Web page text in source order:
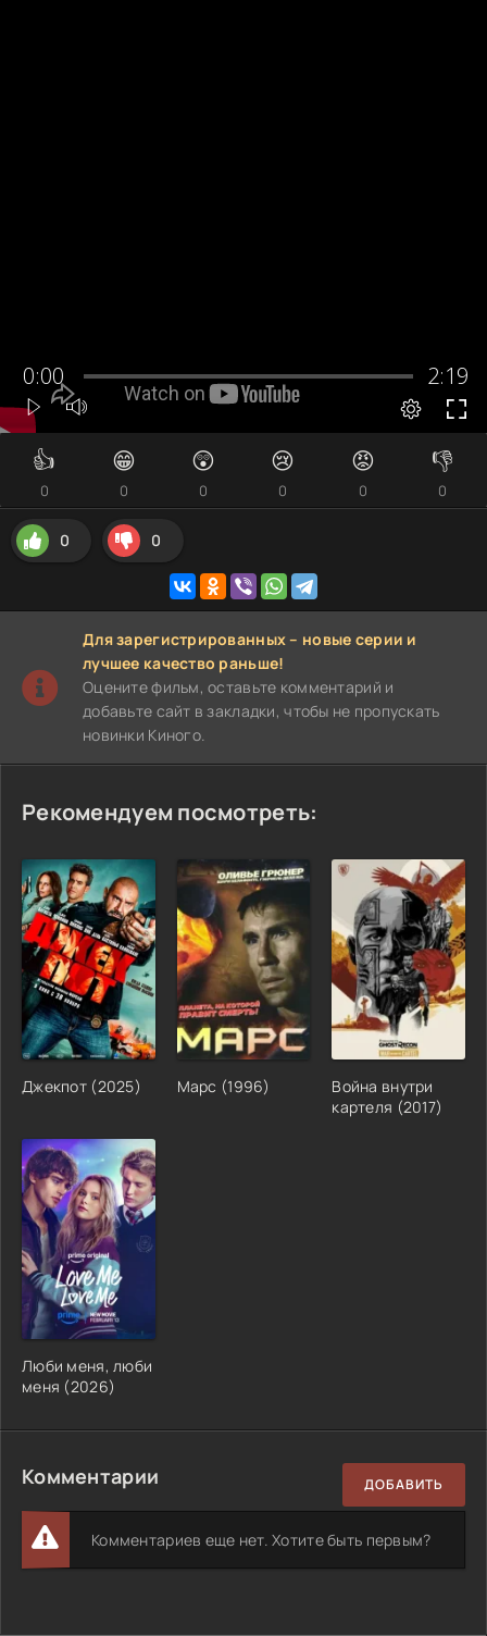
👍
0
😁
0
😲
0
😢
0
😡
0
👎
0
0 0
Для зарегистрированных – новые серии и
лучшее качество раньше!
Оцените фильм, оставьте комментарий и
добавьте сайт в закладки, чтобы не пропускать
новинки Киного.
Рекомендуем посмотреть:
Джекпот (2025) Марс (1996)
Война внутри
картеля (2017)
Люби меня, люби
меня (2026)
Комментарии ДОБАВИТЬ
Комментариев еще нет. Хотите быть первым?